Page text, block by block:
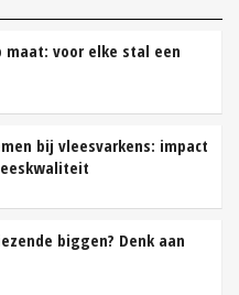
maat: voor elke stal een
bij vleesvarkens: impact
biggen? Denk aan